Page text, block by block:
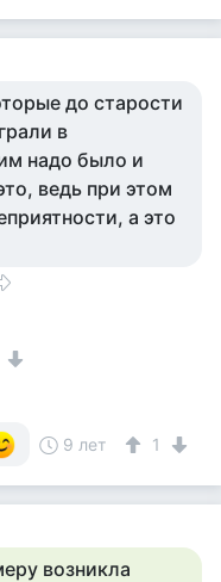
до старости
в
надо было и
ведь при этом
а это
9 лет 1
возникла